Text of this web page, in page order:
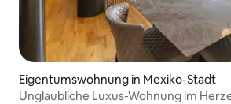
Eigentumswohnung in Mexiko-Stadt
Unglaubliche Luxus-Wohnung im